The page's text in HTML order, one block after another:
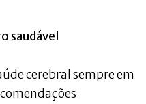
saudável
cerebral sempre em